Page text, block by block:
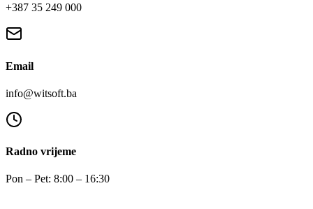
+387 35 249 000
Email
info@witsoft.ba
Radno vrijeme
Pon – Pet: 8:00 – 16:30